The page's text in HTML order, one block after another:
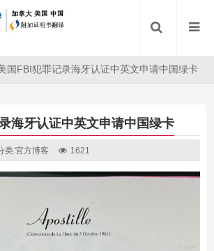
国FBI犯罪记录海牙认证中英文申请中国绿卡
海牙认证中英文申请中国绿卡
类:官方博客 1621